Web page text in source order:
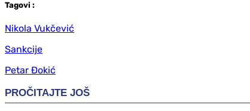
Tagovi :
Nikola Vukčević
Sankcije
Petar Đokić